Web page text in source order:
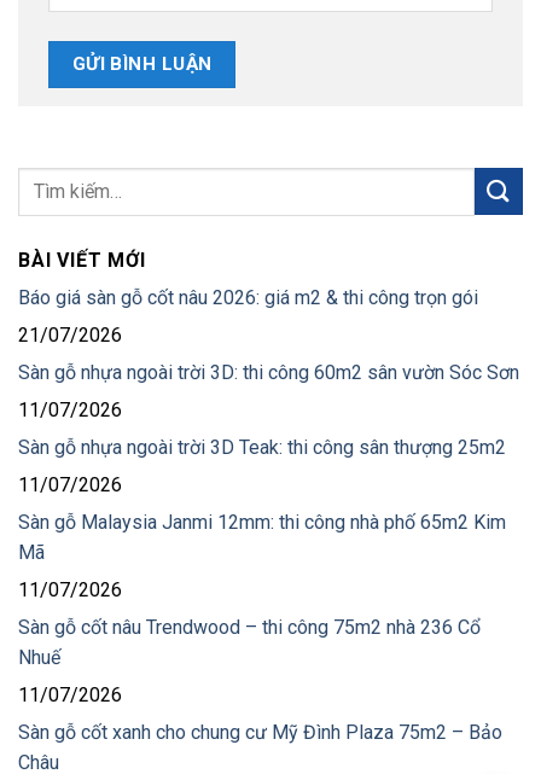
BÀI VIẾT MỚI
Báo giá sàn gỗ cốt nâu 2026: giá m2 & thi công trọn gói
21/07/2026
Sàn gỗ nhựa ngoài trời 3D: thi công 60m2 sân vườn Sóc Sơn
11/07/2026
Sàn gỗ nhựa ngoài trời 3D Teak: thi công sân thượng 25m2
11/07/2026
Sàn gỗ Malaysia Janmi 12mm: thi công nhà phố 65m2 Kim
Mã
11/07/2026
Sàn gỗ cốt nâu Trendwood – thi công 75m2 nhà 236 Cổ
Nhuế
11/07/2026
Sàn gỗ cốt xanh cho chung cư Mỹ Đình Plaza 75m2 – Bảo
Châu